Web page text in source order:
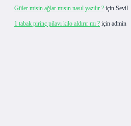
Güler misin ağlar mısın nasıl yazılır ? için Sevil
1 tabak pirinç pilavı kilo aldırır mı ? için admin